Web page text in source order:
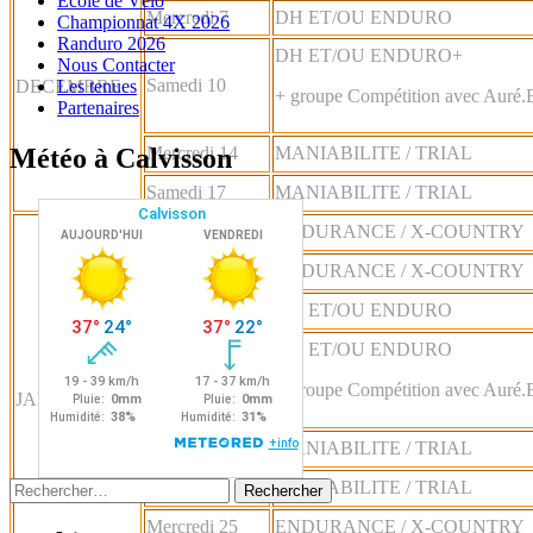
Championnat 4X 2026
Randuro 2026
Nous Contacter
Les tenues
Partenaires
Météo à Calvisson
Rechercher :
DECEMBRE
Mercredi 7
DH ET/OU ENDURO
Samedi 10
DH ET/OU ENDURO+
+ groupe Compétition avec
Mercredi 14
MANIABILITE / TRIAL
Samedi 17
MANIABILITE / TRIAL
JANVIER
Mercredi 4
ENDURANCE / X-COUNTRY
Samedi 7
ENDURANCE / X-COUNTRY
Mercredi 11
DH ET/OU ENDURO
Samedi 14
DH ET/OU ENDURO
+ groupe Compétition avec
Mercredi 18
MANIABILITE / TRIAL
MANIABILITE / TRIAL
Mercredi 25
ENDURANCE / X-COUNTRY